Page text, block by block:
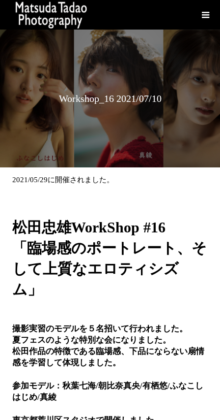
Workshop_16 2021/07/10
2021/05/29に開催されました。
松田忠雄WorkShop #16
「臨場感のポートレート、そ
して上質なエロティシズ
ム」
撮影実習のモデルを５名招いて行われました。
夏フェスのような特別な会になりました。
松田作品の特徴である臨場感、下品にならない扇情
感を学習して体現しました。
参加モデル：秋葉七海/朝比奈真央/有栖悠/ふなこし
はじめ/真綾